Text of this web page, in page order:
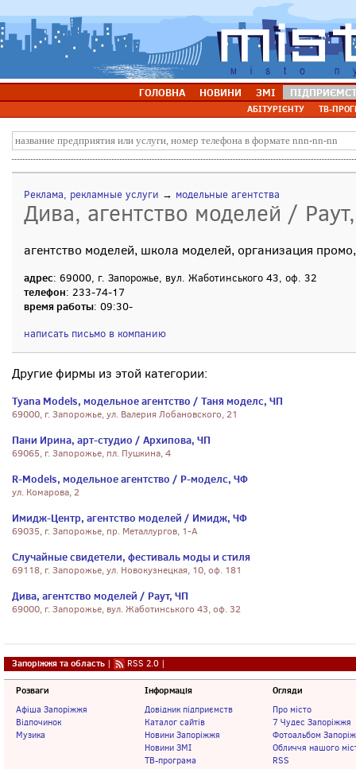
ГОЛОВНА НОВИНИ ЗМІ
АБІТУРІЄНТУ ТВ-
Реклама, рекламные услуги → модельные агентства
Дива, агентство моделей /
агентство моделей, школа моделей, организация
адрес: 69000, г. Запорожье, вул. Жаботинського 43, оф. 32
телефон: 233-74-17
время работы: 09:30-
написать письмо в компанию
Другие фирмы из этой категории:
Tyana Models, модельное агентство / Таня моделс, ЧП
69000, г. Запорожье, ул. Валерия Лобановского, 21
Пани Ирина, арт-студио / Архипова, ЧП
69065, г. Запорожье, пл. Пушкина, 4
R-Models, модельное агентство / Р-моделс, ЧФ
ул. Комарова, 2
Имидж-Центр, агентство моделей / Имидж, ЧФ
69035, г. Запорожье, пр. Металлургов, 1-А
Случайные свидетели, фестиваль моды и стиля
69118, г. Запорожье, ул. Новокузнецкая, 10, оф. 181
Дива, агентство моделей / Раут, ЧП
69000, г. Запорожье, вул. Жаботинського 43, оф. 32
Запоріжжя та область | RSS 2.0 |
Розваги
Афіша Запоріжжя
Відпочинок
Музика
Інформація
Довідник підприємств
Каталог сайтів
Новини Запоріжжя
Новини ЗМІ
ТВ-програма
Огляди
Про місто
7 Чудес Запоріжжя
Фотоальбом
Обличчя нашого
RSS